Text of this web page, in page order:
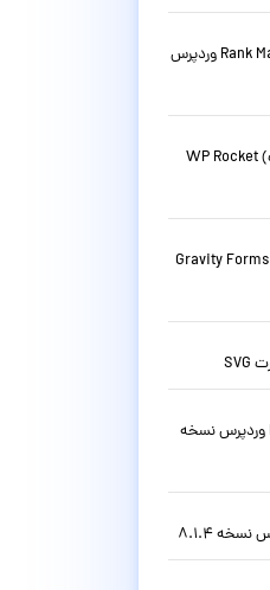
دانلود افزونه سئو حرفه ای رنک مث Rank Math Pro وردپرس
افزونه فارسی افزایش سرعت وردپرس (راکت) WP Rocket
افزونه فرم ساز حرفه ای وردپرس گرویتی فرم Gravity Forms
افزونه ثبت نام و ورود شماره موبایل Digits وردپرس نسخه